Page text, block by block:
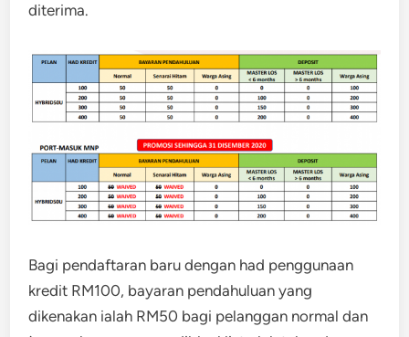
diterima.
Bagi pendaftaran baru dengan had penggunaan
kredit RM100, bayaran pendahuluan yang
dikenakan ialah RM50 bagi pelanggan normal dan